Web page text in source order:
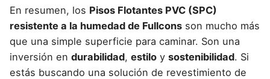
En resumen, los Pisos Flotantes PVC (SPC)
resistente a la humedad de Fullcons son mucho más
que una simple superficie para caminar. Son una
inversión en durabilidad, estilo y sostenibilidad. Si
estás buscando una solución de revestimiento de